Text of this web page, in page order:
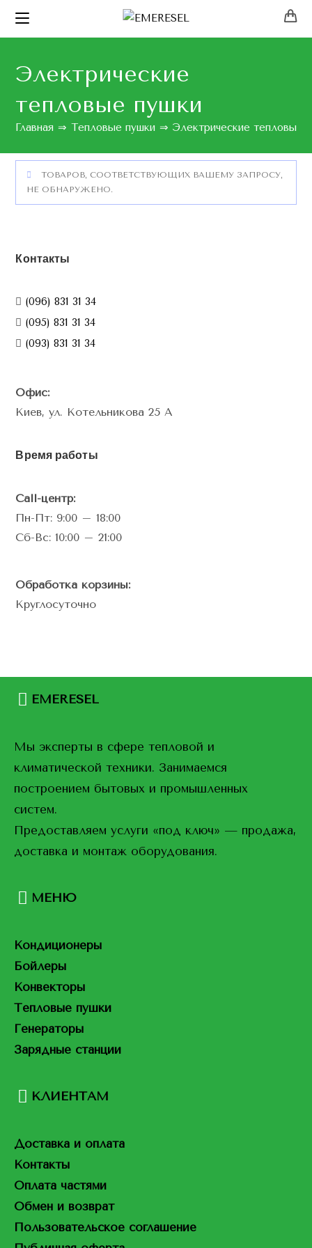
Электрические
тепловые пушки
Главная ⇒ Тепловые пушки ⇒ Электрические тепловые
ТОВАРОВ, СООТВЕТСТВУЮЩИХ ВАШЕМУ ЗАПРОСУ,
НЕ ОБНАРУЖЕНО.
Контакты
(096) 831 31 34
(095) 831 31 34
(093) 831 31 34
Офис:
Киев, ул. Котельникова 25 А
Время работы
Call-центр:
Пн-Пт: 9:00 – 18:00
Сб-Вс: 10:00 – 21:00
Обработка корзины:
Круглосуточно
EMERESEL
Мы эксперты в сфере тепловой и
климатической техники. Занимаемся
построением бытовых и промышленных
систем.
Предоставляем услуги «под ключ» — продажа,
доставка и монтаж оборудования.
МЕНЮ
Кондиционеры
Бойлеры
Конвекторы
Тепловые пушки
Генераторы
Зарядные станции
КЛИЕНТАМ
Доставка и оплата
Контакты
Оплата частями
Обмен и возврат
Пользовательское соглашение